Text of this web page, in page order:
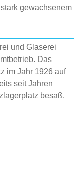
gewachsenem
und Glaserei
Das
im Jahr 1926 auf
seit Jahren
besaß.